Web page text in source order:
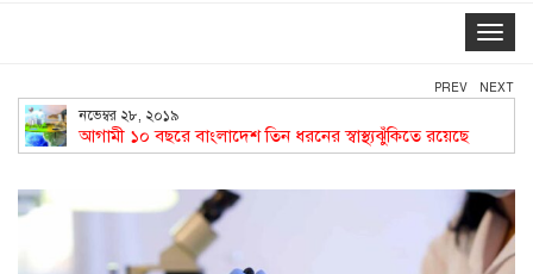
Toggle
নভেম্বর ২৮, ২০১৯
আগামী ১০ বছরে বাংলাদেশ তিন ধরনের স্বাস্থ্যঝুঁকিতে রয়েছে
PREV NEXT